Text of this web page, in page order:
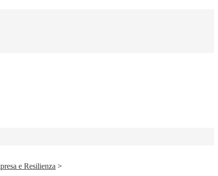
e Resilienza >